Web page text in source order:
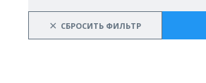
× СБРОСИТЬ ФИЛЬТР